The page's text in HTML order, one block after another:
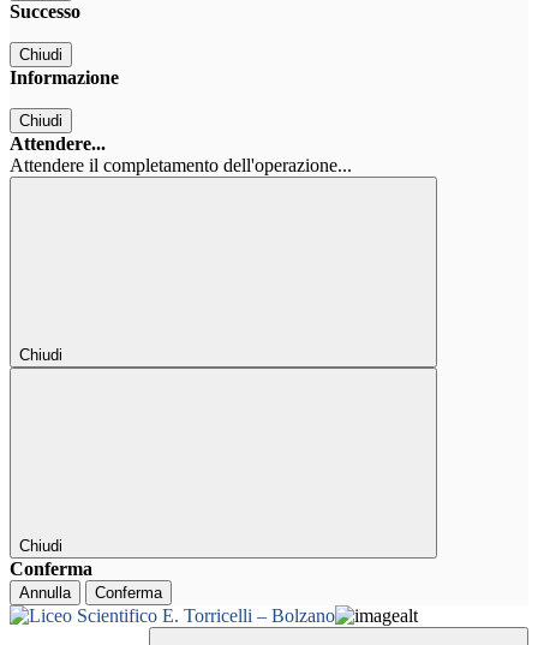
Successo
Chiudi
Informazione
Chiudi
Attendere...
Attendere il completamento dell'operazione...
Chiudi
Chiudi
Conferma
Annulla Conferma